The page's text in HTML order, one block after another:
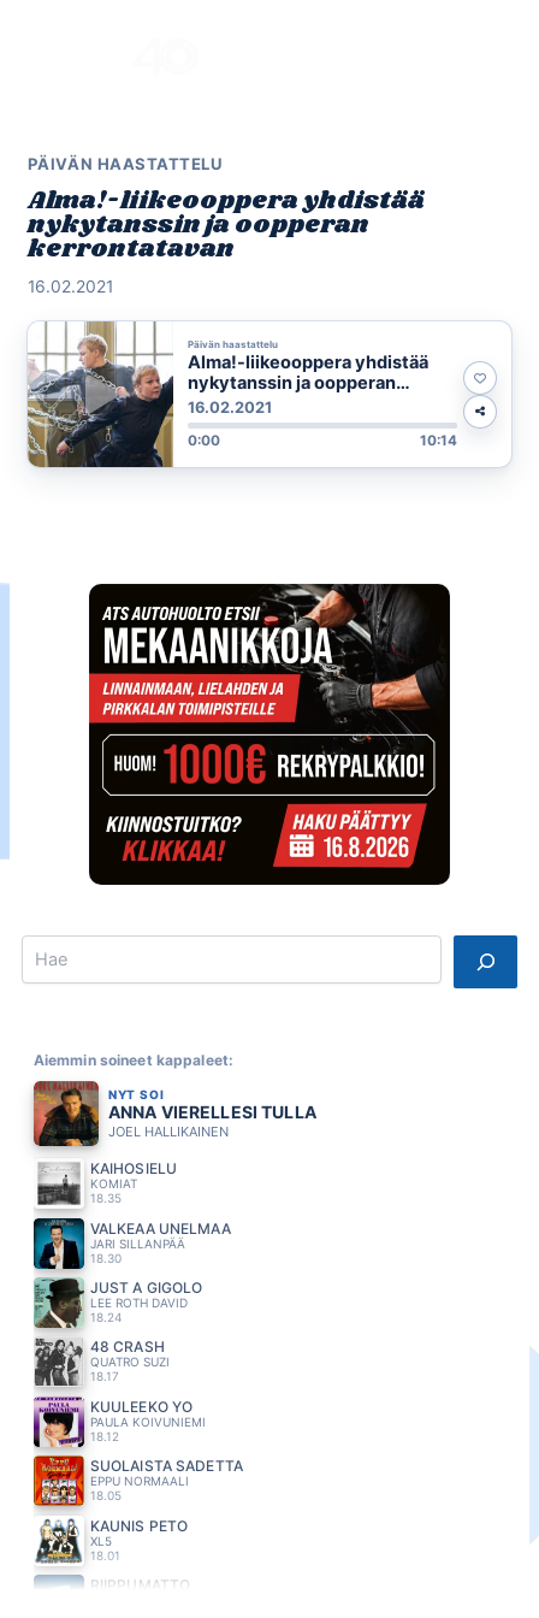
PÄIVÄN HAASTATTELU
Alma!-liikeooppera yhdistää
nykytanssin ja oopperan
kerrontatavan
16.02.2021
Päivän haastattelu
Alma!-liikeooppera yhdistää
nykytanssin ja oopperan
kerrontatavan
16.02.2021
0:00 10:14
Search
Aiemmin soineet kappaleet:
NYT SOI
ANNA VIERELLESI TULLA
JOEL HALLIKAINEN
KAIHOSIELU
KOMIAT
18.35
VALKEAA UNELMAA
JARI SILLANPÄÄ
18.30
JUST A GIGOLO
LEE ROTH DAVID
18.24
48 CRASH
QUATRO SUZI
18.17
KUULEEKO YO
PAULA KOIVUNIEMI
18.12
SUOLAISTA SADETTA
EPPU NORMAALI
18.05
KAUNIS PETO
XL5
18.01
RIIPPUMATTO